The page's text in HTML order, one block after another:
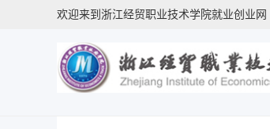
欢迎来到浙江经贸职业技术学院就业创业网